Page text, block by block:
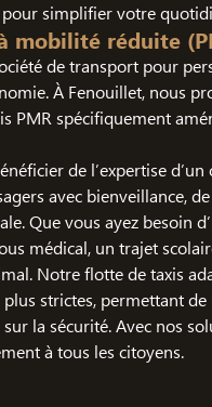
simplifier votre
mobilité réduite
de transport pour
À Fenouillet, nous
PMR spécifiquement
de l’expertise
avec bienveillance,
Que vous ayez besoin
médical, un trajet
Notre flotte de taxis
strictes, permettant de
la sécurité. Avec nos
à tous les citoyens.